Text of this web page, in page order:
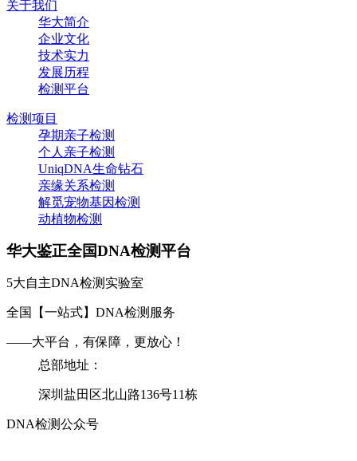
关于我们
华大简介
企业文化
技术实力
发展历程
检测平台
检测项目
孕期亲子检测
个人亲子检测
UniqDNA生命钻石
亲缘关系检测
解觅宠物基因检测
动植物检测
华大鉴正全国DNA检测平台
5大自主DNA检测实验室
全国【一站式】DNA检测服务
——大平台，有保障，更放心！
总部地址：
深圳盐田区北山路136号11栋
DNA检测公众号